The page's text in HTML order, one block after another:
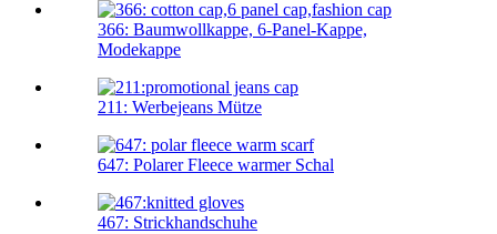
366: Baumwollkappe, 6-Panel-Kappe,
Modekappe
211: Werbejeans Mütze
647: Polarer Fleece warmer Schal
467: Strickhandschuhe